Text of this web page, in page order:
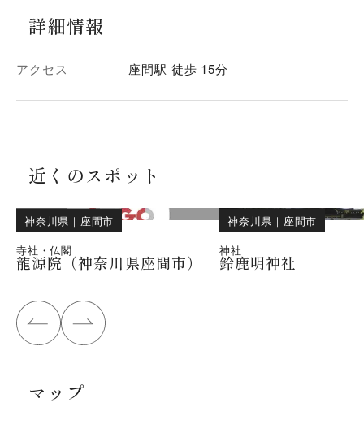
詳細情報
アクセス 座間駅 徒歩 15分
近くのスポット
神奈川県 ｜ 座間市
寺社・仏閣
龍源院（神奈川県座間市）
神奈川県 ｜ 座間市
神社
鈴鹿明神社
マップ